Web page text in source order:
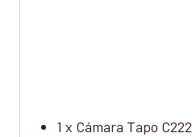
1 x Cámara Tapo C222